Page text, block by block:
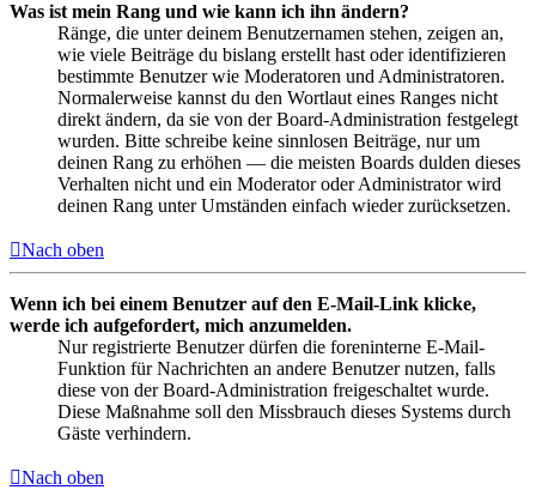
Was ist mein Rang und wie kann ich ihn ändern?
Ränge, die unter deinem Benutzernamen stehen, zeigen an,
wie viele Beiträge du bislang erstellt hast oder identifizieren
bestimmte Benutzer wie Moderatoren und Administratoren.
Normalerweise kannst du den Wortlaut eines Ranges nicht
direkt ändern, da sie von der Board-Administration festgelegt
wurden. Bitte schreibe keine sinnlosen Beiträge, nur um
deinen Rang zu erhöhen — die meisten Boards dulden dieses
Verhalten nicht und ein Moderator oder Administrator wird
deinen Rang unter Umständen einfach wieder zurücksetzen.
Nach oben
Wenn ich bei einem Benutzer auf den E-Mail-Link klicke,
werde ich aufgefordert, mich anzumelden.
Nur registrierte Benutzer dürfen die foreninterne E-Mail-
Funktion für Nachrichten an andere Benutzer nutzen, falls
diese von der Board-Administration freigeschaltet wurde.
Diese Maßnahme soll den Missbrauch dieses Systems durch
Gäste verhindern.
Nach oben